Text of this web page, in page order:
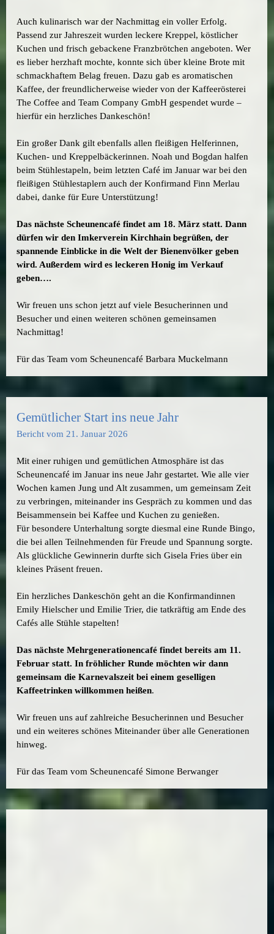
Auch kulinarisch war der Nachmittag ein voller Erfolg.
Passend zur Jahreszeit wurden leckere Kreppel, köstlicher
Kuchen und frisch gebackene Franzbrötchen angeboten. Wer
es lieber herzhaft mochte, konnte sich über kleine Brote mit
schmackhaftem Belag freuen. Dazu gab es aromatischen
Kaffee, der freundlicherweise wieder von der Kaffeerösterei
The Coffee and Team Company GmbH gespendet wurde –
hierfür ein herzliches Dankeschön!
Ein großer Dank gilt ebenfalls allen fleißigen Helferinnen,
Kuchen- und Kreppelbäckerinnen. Noah und Bogdan halfen
beim Stühlestapeln, beim letzten Café im Januar war bei den
fleißigen Stühlestaplern auch der Konfirmand Finn Merlau
dabei, danke für Eure Unterstützung!
Das nächste Scheunencafé findet am 18. März statt. Dann
dürfen wir den Imkerverein Kirchhain begrüßen, der
spannende Einblicke in die Welt der Bienenvölker geben
wird. Außerdem wird es leckeren Honig im Verkauf
geben….
Wir freuen uns schon jetzt auf viele Besucherinnen und
Besucher und einen weiteren schönen gemeinsamen
Nachmittag!
Für das Team vom Scheunencafé Barbara Muckelmann
Gemütlicher Start ins neue Jahr
Bericht vom 21. Januar 2026
Mit einer ruhigen und gemütlichen Atmosphäre ist das
Scheunencafé im Januar ins neue Jahr gestartet. Wie alle vier
Wochen kamen Jung und Alt zusammen, um gemeinsam Zeit
zu verbringen, miteinander ins Gespräch zu kommen und das
Beisammensein bei Kaffee und Kuchen zu genießen.
Für besondere Unterhaltung sorgte diesmal eine Runde Bingo,
die bei allen Teilnehmenden für Freude und Spannung sorgte.
Als glückliche Gewinnerin durfte sich Gisela Fries über ein
kleines Präsent freuen.
Ein herzliches Dankeschön geht an die Konfirmandinnen
Emily Hielscher und Emilie Trier, die tatkräftig am Ende des
Cafés alle Stühle stapelten!
Das nächste Mehrgenerationencafé findet bereits am 11.
Februar statt. In fröhlicher Runde möchten wir dann
gemeinsam die Karnevalszeit bei einem geselligen
Kaffeetrinken willkommen heißen.
Wir freuen uns auf zahlreiche Besucherinnen und Besucher
und ein weiteres schönes Miteinander über alle Generationen
hinweg.
Für das Team vom Scheunencafé Simone Berwanger